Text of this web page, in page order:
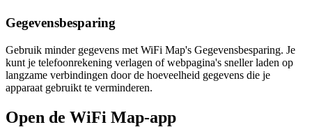
Gegevensbesparing
Gebruik minder gegevens met WiFi Map's Gegevensbesparing. Je
kunt je telefoonrekening verlagen of webpagina's sneller laden op
langzame verbindingen door de hoeveelheid gegevens die je
apparaat gebruikt te verminderen.
Open de WiFi Map-app